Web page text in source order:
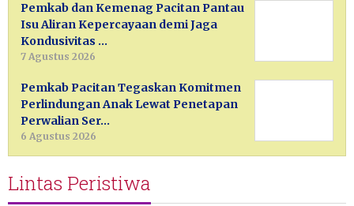
Pemkab dan Kemenag Pacitan Pantau
Isu Aliran Kepercayaan demi Jaga
Kondusivitas …
7 Agustus 2026
Pemkab Pacitan Tegaskan Komitmen
Perlindungan Anak Lewat Penetapan
Perwalian Ser…
6 Agustus 2026
Lintas Peristiwa